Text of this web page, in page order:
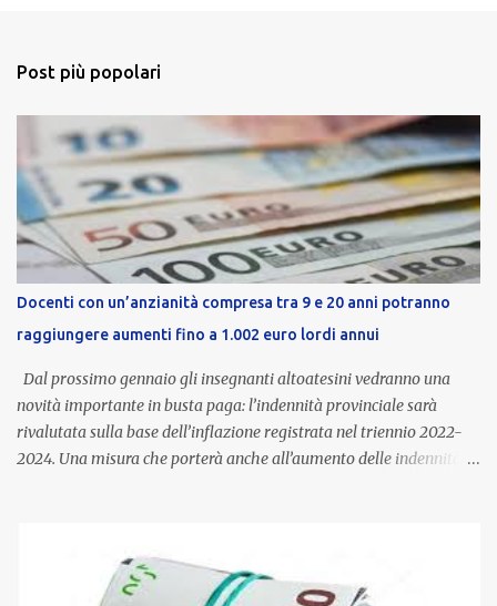
Post più popolari
Docenti con un’anzianità compresa tra 9 e 20 anni potranno
raggiungere aumenti fino a 1.002 euro lordi annui
Dal prossimo gennaio gli insegnanti altoatesini vedranno una
novità importante in busta paga: l’indennità provinciale sarà
rivalutata sulla base dell’inflazione registrata nel triennio 2022-
2024. Una misura che porterà anche all’aumento delle indennità di
dedicato alle donne vittime di violenza di genere, in linea con la
normativa nazionale e con l’obiettivo di offrire maggiore tutela e